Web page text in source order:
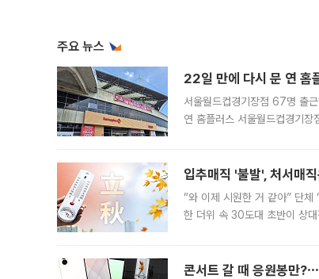
주요 뉴스
22일 만에 다시 문 연 홈
서울월드컵경기장점 67명 출
연 홈플러스 서울월드컵경기
입추매직 '불발', 처서매
“와 이제 시원한 거 같아” 단
한 더위 속 30도대 초반이 상
콘서트 갈 때 응원봉만